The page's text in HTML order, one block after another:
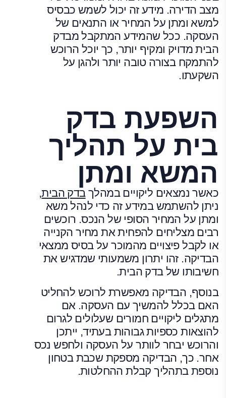
מצב הדירה. מידע זה יכול לשמש כבסיס
למשא ומתן על המחיר או התנאים של
העסקה. ככל שהמידע המתקבל מבדק
הבית מדויק ומקיף יותר, כך יוכל הרוכש
להתמקח בצורה טובה יותר ולהגן על
השקעתו.
השפעת בדק
בית על תהליך
המשא ומתן
כאשר נמצאים ליקויים במהלךבדק הבית,
ניתן להשתמש במידע זה כדי לנהל משא
ומתן על המחיר הסופי של הנכס. רוכשים
רבים מצליחים להפחית את מחיר הקנייה
או לקבל פיצויים מהמוכר על בסיס ממצאי
הבדיקה. זהו יתרון משמעותי שמדגיש את
חשיבותו של בדק הבית.
בנוסף, הבדיקה מאפשרת לרוכש להחליט
האם בכלל להמשיך עם העסקה. אם
מתגלים ליקויים חמורים שעלולים לגרום
להוצאות כספיות גבוהות בעתיד, ייתכן
והרוכש יבחר לוותר על העסקה ולחפש נכס
אחר. כך, הבדיקה מספקת שכבת בטחון
נוספת בתהליך קבלת ההחלטות.